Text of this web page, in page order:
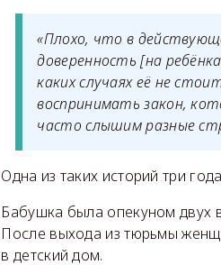
«Плохо, что в
доверенность [на
каких случаях её не
воспринимать закон,
часто слышим разные
Одна из таких историй три
Бабушка была опекуном двух
После выхода из тюрьмы
в детский дом.